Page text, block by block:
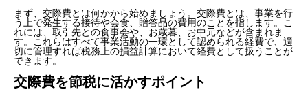
まず、交際費とは何かから始めましょう。交際費とは、事業を行
う上で発生する接待や会食、贈答品の費用のことを指します。こ
れには、取引先との食事会や、お歳暮、お中元などが含まれま
す。これらはすべて事業活動の一環として認められる経費で、適
切に管理すれば税務上の損益計算において経費として扱うことが
できます。
交際費を節税に活かすポイント